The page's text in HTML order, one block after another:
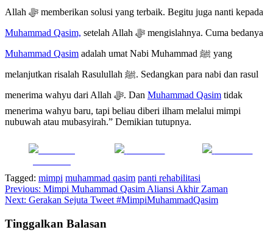
Allah ﷻ memberikan solusi yang terbaik. Begitu juga nanti kepada
Muhammad Qasim,
setelah Allah ﷻ mengislahnya. Cuma bedanya
Muhammad Qasim adalah umat Nabi Muhammad ﷺ yang
melanjutkan risalah Rasulullah ﷺ. Sedangkan para nabi dan rasul
menerima wahyu dari Allah ﷻ. Dan Muhammad Qasim tidak
menerima wahyu baru, tapi beliau diberi ilham melalui mimpi
nubuwah atau mubasyirah.” Demikian tutupnya.
Tagged: mimpi muhammad qasim panti rehabilitasi
Navigasi
pos
Previous: Mimpi Muhammad Qasim Aliansi Akhir Zaman
Next: Gerakan Sejuta Tweet #MimpiMuhammadQasim
Tinggalkan Balasan